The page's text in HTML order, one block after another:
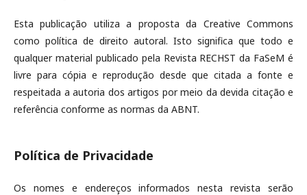
Esta publicação utiliza a proposta da Creative Commons
como política de direito autoral. Isto significa que todo e
qualquer material publicado pela Revista RECHST da FaSeM é
livre para cópia e reprodução desde que citada a fonte e
respeitada a autoria dos artigos por meio da devida citação e
referência conforme as normas da ABNT.
Política de Privacidade
Os nomes e endereços informados nesta revista serão